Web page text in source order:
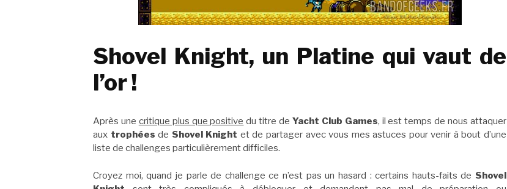
Shovel Knight, un Platine qui vaut de
l’or !
Après une critique plus que positive du titre de Yacht Club Games, il est temps de nous attaquer
aux trophées de Shovel Knight et de partager avec vous mes astuces pour venir à bout d’une
liste de challenges particulièrement difficiles.
Croyez moi, quand je parle de challenge ce n’est pas un hasard : certains hauts-faits de Shovel